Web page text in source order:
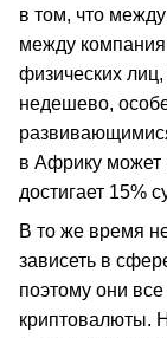
в том, что
между
физических
недешево,
в Африку может
достигает 15%
В то же время
зависеть в
поэтому они
криптовалюты.